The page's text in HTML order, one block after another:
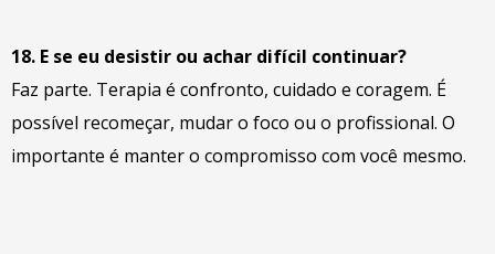
18. E se eu desistir ou achar difícil continuar?
Faz parte. Terapia é confronto, cuidado e coragem. É
possível recomeçar, mudar o foco ou o profissional. O
importante é manter o compromisso com você mesmo.